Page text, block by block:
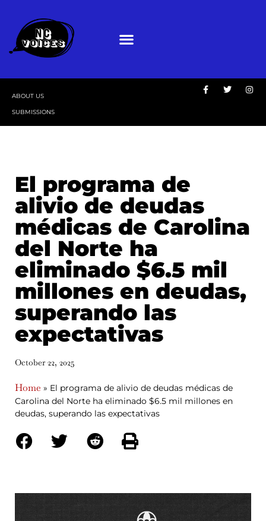
ABOUT US
SUBMISSIONS
El programa de
alivio de deudas
médicas de Carolina
del Norte ha
eliminado $6.5 mil
millones en deudas,
superando las
expectativas
October 22, 2025
Home » El programa de alivio de deudas médicas de
Carolina del Norte ha eliminado $6.5 mil millones en
deudas, superando las expectativas